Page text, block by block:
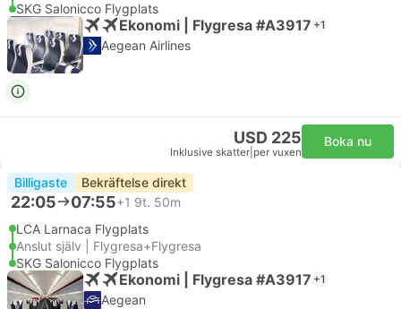
SKG Salonicco Flygplats
Ekonomi | Flygresa #A3917 +1
Aegean Airlines
USD 225
Inklusive skatter per vuxen
Boka nu
Billigaste Bekräftelse direkt
22:05 07:55+1 9t. 50m
LCA Larnaca Flygplats
Anslut själv | Flygresa+Flygresa
SKG Salonicco Flygplats
Ekonomi | Flygresa #A3917 +1
Aegean